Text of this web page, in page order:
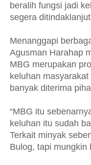
beralih fungsi jadi
segera
Menanggapi
Agusman Harahap
MBG merupakan
keluhan
banyak diterima
“MBG itu
keluhan itu sudah
Terkait minyak
Bulog, tapi mungkin